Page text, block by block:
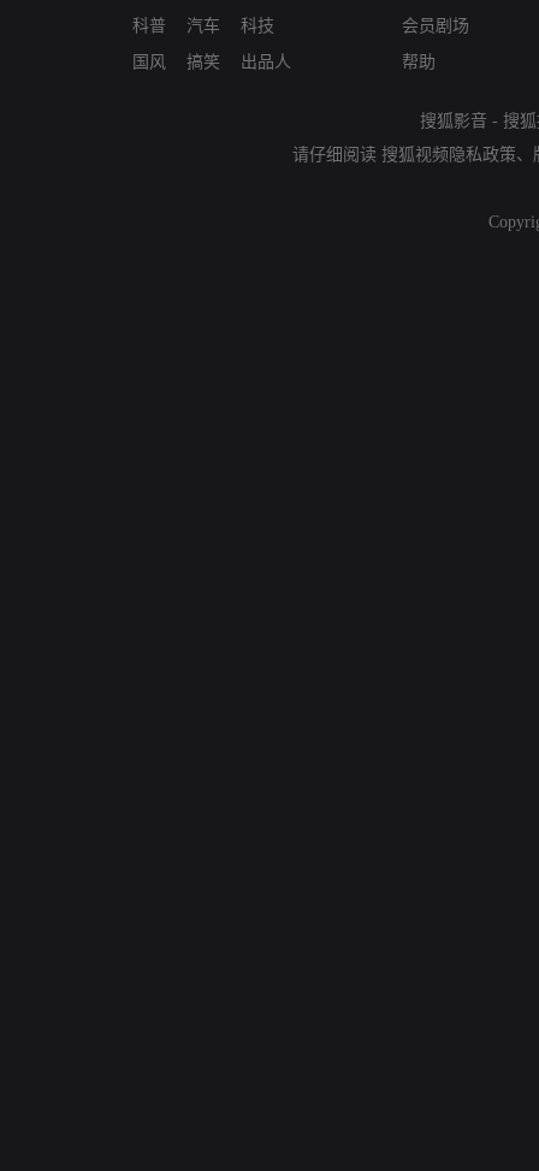
科普
国风
汽车
搞笑
科技
出品人
会员剧场
帮助
搜狐影音 - 搜
请仔细阅读 搜狐视频隐私政策、